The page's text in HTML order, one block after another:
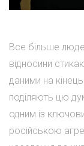
Все більше
відносини
даними на
поділяють цю
одним із
російською